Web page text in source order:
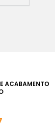
ACABAMENTO